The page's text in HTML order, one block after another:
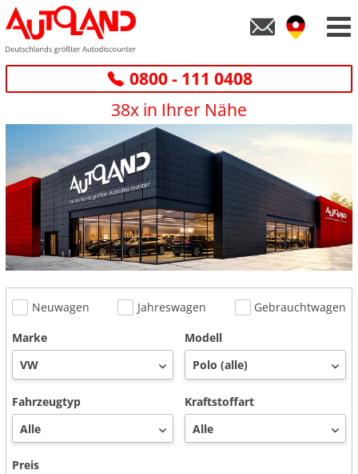
0800 - 111 0408
38x in Ihrer Nähe
Neuwagen Jahreswagen
Gebrauchtwagen
Marke
Modell
Fahrzeugtyp Kraftstoffart
Preis